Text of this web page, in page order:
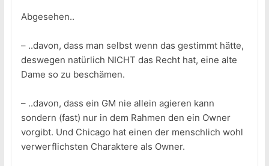
Abgesehen..
– ..davon, dass man selbst wenn das gestimmt hätte,
deswegen natürlich NICHT das Recht hat, eine alte
Dame so zu beschämen.
– ..davon, dass ein GM nie allein agieren kann
sondern (fast) nur in dem Rahmen den ein Owner
vorgibt. Und Chicago hat einen der menschlich wohl
verwerflichsten Charaktere als Owner.